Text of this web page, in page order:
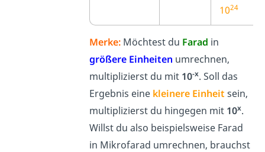
1024
Merke: Möchtest du Farad in
größere Einheiten umrechnen,
multiplizierst du mit 10-x. Soll das
Ergebnis eine kleinere Einheit sein,
multiplizierst du hingegen mit 10x.
Willst du also beispielsweise Farad
in Mikrofarad umrechnen, brauchst